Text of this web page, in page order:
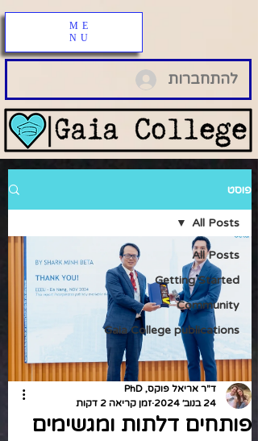
ME
NU
להתחברות
פוסט
All Posts
Getting Started
Community
Gaia College publications
All Posts
פותחים דלתות ומגשימים
ד"ר אריאל פוקס, PhD
24 בנוב׳ 2024
זמן קריאה 2 דקות